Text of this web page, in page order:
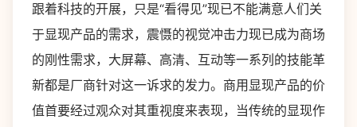
跟着科技的开展，只是“看得见”现已不能满意人们关
于显现产品的需求，震慑的视觉冲击力现已成为商场
的刚性需求，大屏幕、高清、互动等一系列的技能革
新都是厂商针对这一诉求的发力。商用显现产品的价
值首要经过观众对其重视度来表现，当传统的显现作